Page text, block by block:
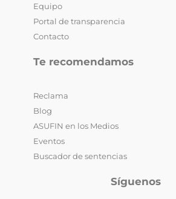
Equipo
Portal de transparencia
Contacto
Te recomendamos
Reclama
Blog
ASUFIN en los Medios
Eventos
Buscador de sentencias
Síguenos